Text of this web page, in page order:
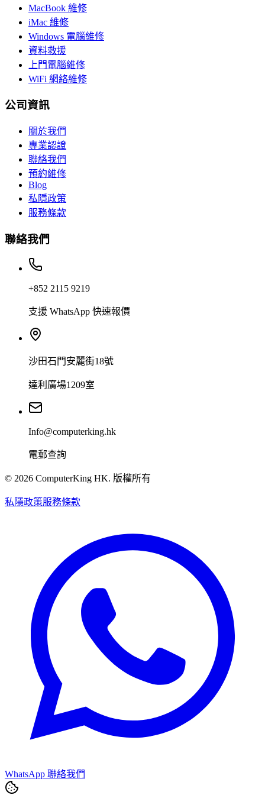
MacBook 維修
iMac 維修
Windows 電腦維修
資料救援
上門電腦維修
WiFi 網絡維修
公司資訊
關於我們
專業認證
聯絡我們
預約維修
Blog
私隱政策
服務條款
聯絡我們
+852 2115 9219
支援 WhatsApp 快速報價
沙田石門安麗街18號
達利廣場1209室
Info@computerking.hk
電郵查詢
© 2026 ComputerKing HK. 版權所有
私隱政策服務條款
WhatsApp 聯絡我們